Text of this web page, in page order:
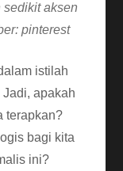
aksen
pinterest
istilah
apakah
terapkan?
bagi kita
ini?